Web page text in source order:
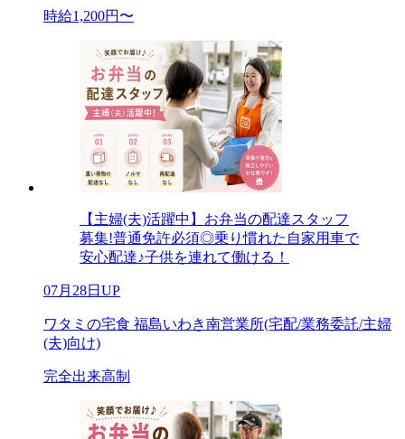
時給1,200円〜
【主婦(夫)活躍中】お弁当の配達スタッフ
募集!普通免許必須◎乗り慣れた自家用車で
安心配達♪子供を連れて働ける！
07月28日UP
ワタミの宅食 福島いわき南営業所(宅配/業務委託/主婦
(夫)向け)
完全出来高制